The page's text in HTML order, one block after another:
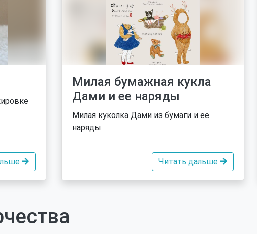
Милая бумажная кукла
Дами и ее наряды
Милая куколка Дами из бумаги и ее
наряды
Читать дальше